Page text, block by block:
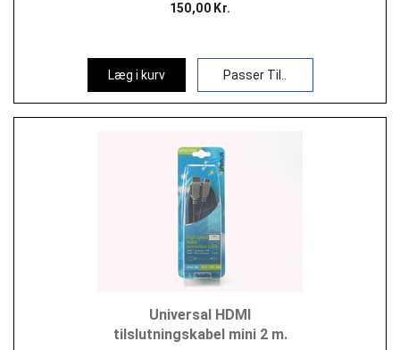
150,00 Kr.
Læg i kurv Passer Til..
Universal HDMI
tilslutningskabel mini 2 m.